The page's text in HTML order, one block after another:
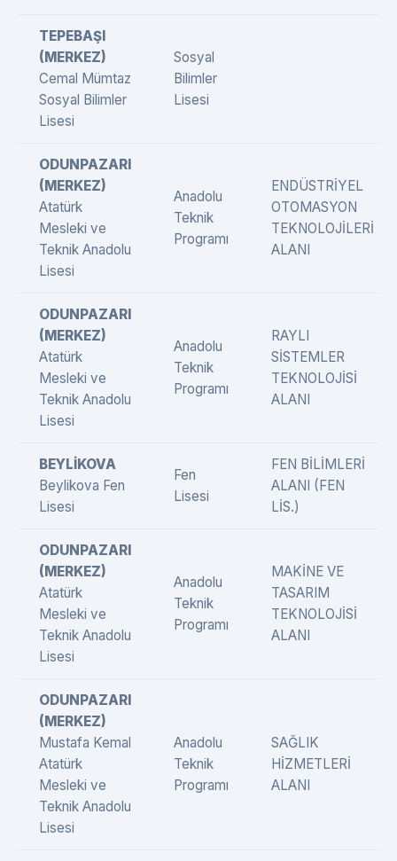
TEPEBAŞI
(MERKEZ)
Cemal Mümtaz
Sosyal Bilimler
Lisesi
Sosyal
Bilimler
Lisesi
ODUNPAZARI
(MERKEZ)
Atatürk
Mesleki ve
Teknik Anadolu
Lisesi
Anadolu
Teknik
Programı
ENDÜSTRİYEL
OTOMASYON
TEKNOLOJİLERİ
ALANI
ODUNPAZARI
(MERKEZ)
Atatürk
Mesleki ve
Teknik Anadolu
Lisesi
Anadolu
Teknik
Programı
RAYLI
SİSTEMLER
TEKNOLOJİSİ
ALANI
BEYLİKOVA
Beylikova Fen
Lisesi
Fen
Lisesi
FEN BİLİMLERİ
ALANI (FEN
LİS.)
ODUNPAZARI
(MERKEZ)
Atatürk
Mesleki ve
Teknik Anadolu
Lisesi
Anadolu
Teknik
Programı
MAKİNE VE
TASARIM
TEKNOLOJİSİ
ALANI
ODUNPAZARI
(MERKEZ)
Mustafa Kemal
Atatürk
Mesleki ve
Teknik Anadolu
Lisesi
Anadolu
Teknik
Programı
SAĞLIK
HİZMETLERİ
ALANI